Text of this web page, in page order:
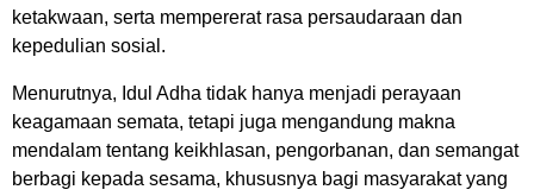
ketakwaan, serta mempererat rasa persaudaraan dan
kepedulian sosial.
Menurutnya, Idul Adha tidak hanya menjadi perayaan
keagamaan semata, tetapi juga mengandung makna
mendalam tentang keikhlasan, pengorbanan, dan semangat
berbagi kepada sesama, khususnya bagi masyarakat yang